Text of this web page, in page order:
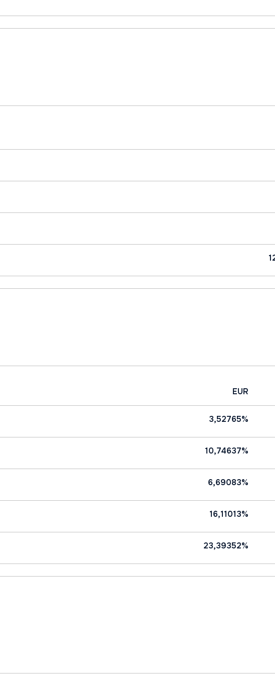
EUR
3,52765%
10,74637%
6,69083%
16,11013%
23,39352%